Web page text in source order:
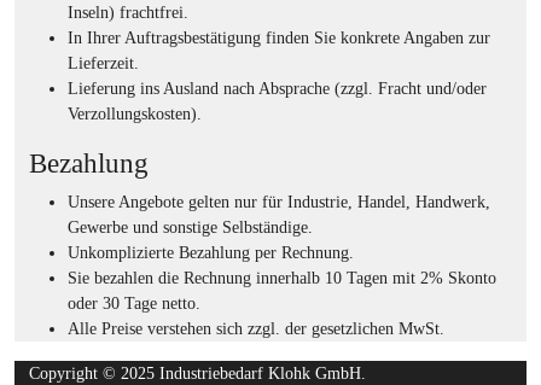
Inseln) frachtfrei.
In Ihrer Auftragsbestätigung finden Sie konkrete Angaben zur
Lieferzeit.
Lieferung ins Ausland nach Absprache (zzgl. Fracht und/oder
Verzollungskosten).
Bezahlung
Unsere Angebote gelten nur für Industrie, Handel, Handwerk,
Gewerbe und sonstige Selbständige.
Unkomplizierte Bezahlung per Rechnung.
Sie bezahlen die Rechnung innerhalb 10 Tagen mit 2% Skonto
oder 30 Tage netto.
Alle Preise verstehen sich zzgl. der gesetzlichen MwSt.
Copyright © 2025 Industriebedarf Klohk GmbH.